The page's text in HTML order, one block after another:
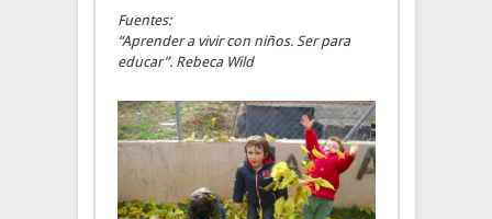
Fuentes:
“Aprender a vivir con niños. Ser para
educar”. Rebeca Wild